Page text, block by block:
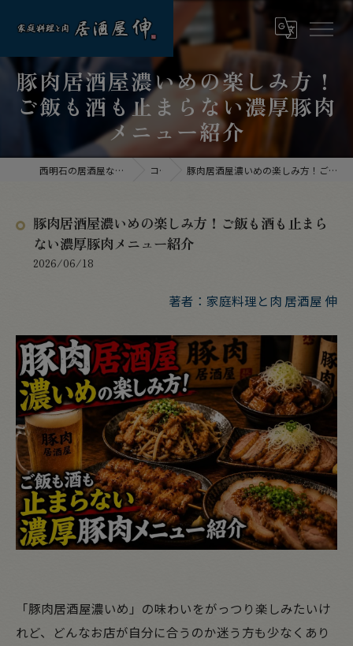
豚肉居酒屋濃いめの楽しみ方！
ご飯も酒も止まらない濃厚豚肉
メニュー紹介
西明石の居酒屋なら家庭料理と肉 居酒屋 伸 コラム 豚肉居酒屋濃いめの楽しみ方！ご飯も酒も止まらない濃厚豚肉メニュー紹介
豚肉居酒屋濃いめの楽しみ方！ご飯も酒も止まら
ない濃厚豚肉メニュー紹介
2026/06/18
著者：家庭料理と肉 居酒屋 伸
「豚肉居酒屋濃いめ」の味わいをがっつり楽しみたいけ
れど、どんなお店が自分に合うのか迷う方も少なくあり